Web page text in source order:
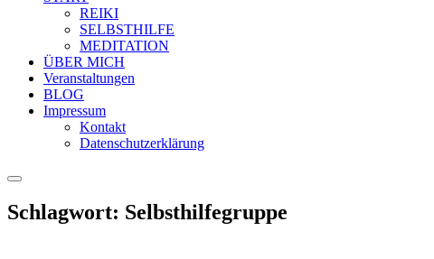
REIKI
SELBSTHILFE
MEDITATION
ÜBER MICH
Veranstaltungen
BLOG
Impressum
Kontakt
Datenschutzerklärung
Schlagwort: Selbsthilfegruppe